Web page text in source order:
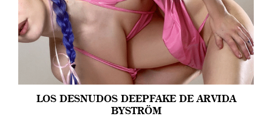
LOS DESNUDOS DEEPFAKE DE ARVIDA
BYSTRÖM